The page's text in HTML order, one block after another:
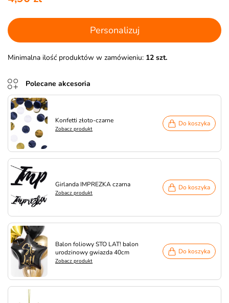
Minimalna ilość produktów w zamówieniu: 12 szt.
Personalizuj
Polecane akcesoria
Konfetti złoto-czarne
Zobacz produkt
Do koszyka
Girlanda IMPREZKA czarna
Zobacz produkt
Do koszyka
Balon foliowy STO LAT! balon
urodzinowy gwiazda 40cm
Zobacz produkt
Do koszyka